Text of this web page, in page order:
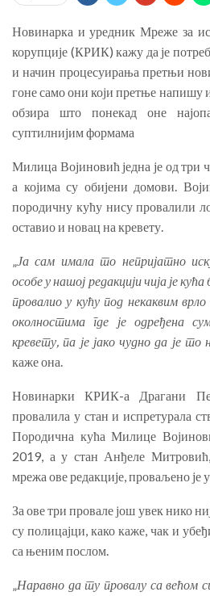
Новинарка и уредник Мреже за
корупције (КРИК) кажу да је
и начин процесуирања претњи
гоне само они који претње напишу
обзира што понекад оне
суптилнијим формама
Милица Војиновић једна је од три
а којима су обијени домови.
породичну кућу нису провалили
оставио и новац на кревету.
„Ја сам имала то непријатно
особе у нашој редакцији чија је
провалио у кућу под некаквим
околностима где је одређена
кревету, па је јако чудно да је то
каже она.
Новинарки КРИК-а Драгани
провалила у стан и испретурала
Породична кућа Милице
2019, а у стан Анђеле
мрежа ове редакције, проваљено је
За ове три провале још увек нико
су полицајци, како каже, чак и
са њеним послом.
„Наравно да ту провалу са већом